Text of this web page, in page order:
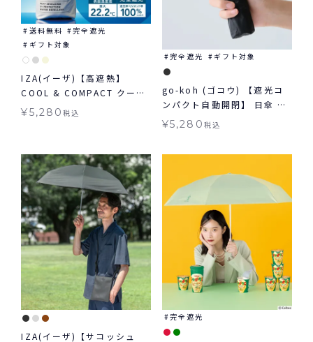
送料無料
完全遮光
ギフト対象
IZA(イーザ)【高遮熱】
COOL & COMPACT クール
&コンパクト 日傘 折りたた
¥5,280税込
完全遮光 ギフト対象
go-koh (ゴコウ) 【遮光コ
ンパクト自動開閉】 日傘 折
りたたみ 晴雨兼用 ギフト対
¥5,280 税込
IZA(イーザ)【サコッシュ
完全遮光